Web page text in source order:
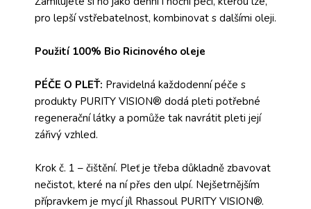
pro lepší vstřebatelnost, kombinovat s dalšími oleji.
Použití 100% Bio Ricinového oleje
PÉČE O PLEŤ: Pravidelná každodenní péče s
produkty PURITY VISION® dodá pleti potřebné
regenerační látky a pomůže tak navrátit pleti její
zářivý vzhled.
Krok č. 1 – čištění. Pleť je třeba důkladně zbavovat
nečistot, které na ní přes den ulpí. Nejšetrnějším
přípravkem je mycí jíl Rhassoul PURITY VISION®.